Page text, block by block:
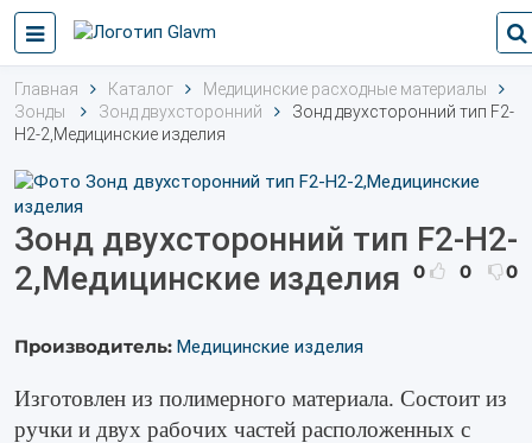
Главная Каталог
Медицинские расходные материалы
Зонды
Зонд двухсторонний
Зонд двухсторонний тип F2-
Н2-2,Медицинские изделия
Зонд двухсторонний тип F2-Н2-
2,Медицинские изделия
0 0 0
Производитель: Медицинские изделия
Изготовлен из полимерного материала. Состоит из
ручки и двух рабочих частей расположенных с